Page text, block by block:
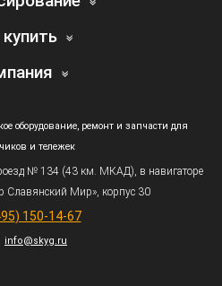
оборудование, ремонт и запчасти для
и тележек
№ 134 (43км. МКАД), в навигаторе
Славянский Мир», корпус 30
) 150-14-67
info@skyg.ru